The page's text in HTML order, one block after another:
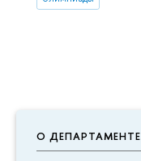
О ДЕПАРТАМЕНТЕ